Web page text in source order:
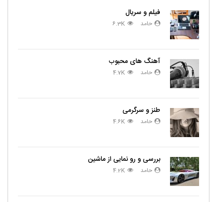
فیلم و سریال
حامد 6.3K
آهنگ های محبوب
حامد 4.7K
طنز و سرگرمی
حامد 4.6K
بررسی و رو نمایی از ماشین
حامد 4.2K